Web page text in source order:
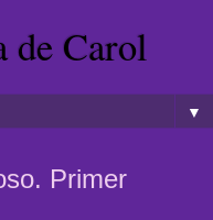
de Carol
▼
Primer